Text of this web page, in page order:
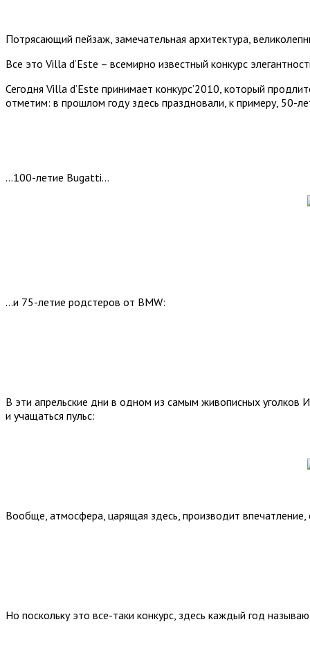
Потрясающий пейзаж, замечательная архитектура,
Все это Villa d’Este – всемирно известный конкурс
Сегодня Villa d’Este принимает конкурс’2010, который
отметим: в прошлом году здесь праздновали, к примеру, 50-
…100-летие Bugatti…
…и 75-летие родстеров от BMW:
В эти апрельские дни в одном из самым живописных уголков
и учащаться пульс:
Вообще, атмосфера, царящая здесь, производит
Но поскольку это все-таки конкурс, здесь каждый год